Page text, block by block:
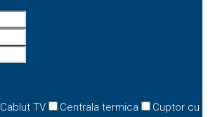
Cablut TV Centrala termica
Cuptor cu